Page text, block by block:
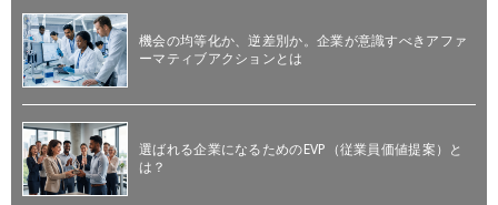
機会の均等化か、逆差別か。企業が意識すべきアファ
ーマティブアクションとは
選ばれる企業になるためのEVP（従業員価値提案）と
は？